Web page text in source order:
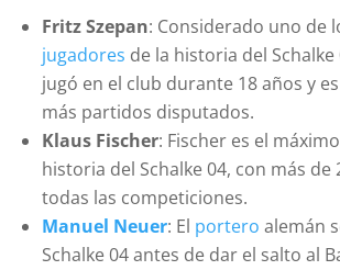
Fritz Szepan: Considerado uno de
jugadores de la historia del Schalke
jugó en el club durante 18 años y
más partidos disputados.
Klaus Fischer: Fischer es el
historia del Schalke 04, con más de
todas las competiciones.
Manuel Neuer: El portero alemán
Schalke 04 antes de dar el salto al